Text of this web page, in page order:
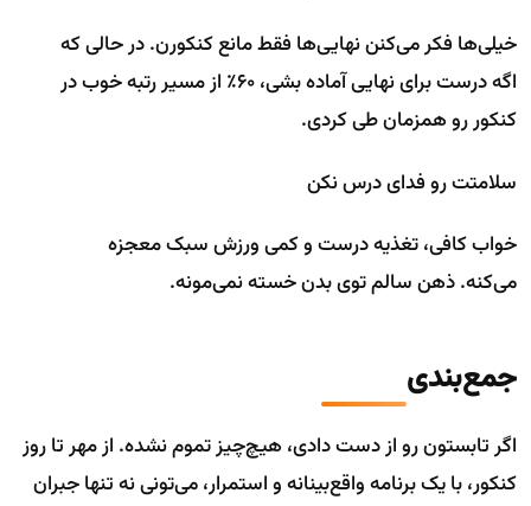
خیلی‌ها فکر می‌کنن نهایی‌ها فقط مانع کنکورن. در حالی که
اگه درست برای نهایی آماده بشی، ۶۰٪ از مسیر رتبه خوب در
کنکور رو همزمان طی کردی.
سلامتت رو فدای درس نکن
خواب کافی، تغذیه درست و کمی ورزش سبک معجزه
می‌کنه. ذهن سالم توی بدن خسته نمی‌مونه.
جمع‌بندی
اگر تابستون رو از دست دادی، هیچ‌چیز تموم نشده. از مهر تا روز
کنکور، با یک برنامه واقع‌بینانه و استمرار، می‌تونی نه تنها جبران